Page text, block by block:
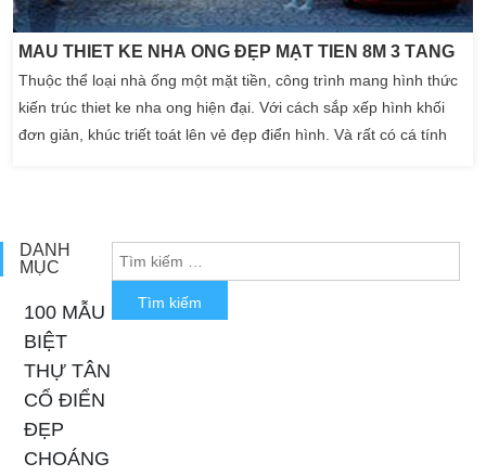
MẪU THIẾT KẾ NHÀ ỐNG ĐẸP MẶT TIỀN 8M 3 TẦNG
Thuộc thể loại nhà ống một mặt tiền, công trình mang hình thức
kiến trúc thiet ke nha ong hiện đại. Với cách sắp xếp hình khối
đơn giản, khúc triết toát lên vẻ đẹp điển hình. Và rất có cá tính
DANH
MỤC
100 MẪU
BIỆT
THỰ TÂN
CỔ ĐIỂN
ĐẸP
CHOÁNG